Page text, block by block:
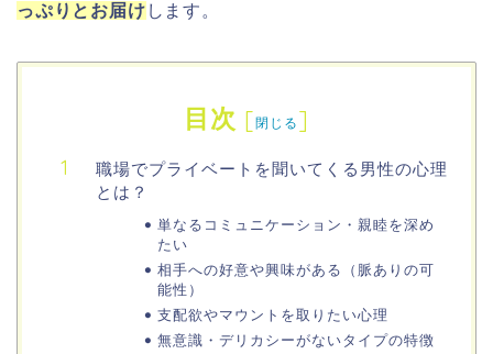
っぷりとお届け します。
目次 [閉じる ]
職場でプライベートを聞いてくる男性の心理
とは？
単なるコミュニケーション・親睦を深め
たい
相手への好意や興味がある（脈ありの可
能性）
支配欲やマウントを取りたい心理
無意識・デリカシーがないタイプの特徴